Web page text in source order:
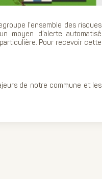
l’ensemble des risques
moyen d’alerte automatisé
Pour recevoir cette
de notre commune et les